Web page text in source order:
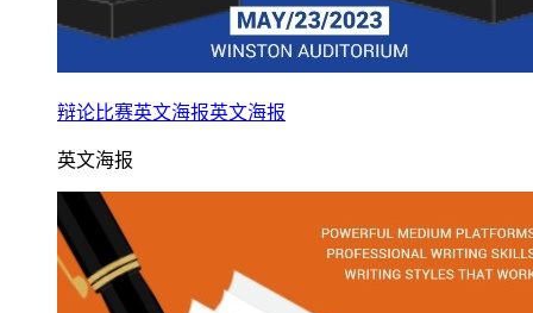
辩论比赛英文海报英文海报
英文海报